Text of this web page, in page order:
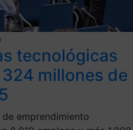
tecnológicas
millones de
emprendimiento